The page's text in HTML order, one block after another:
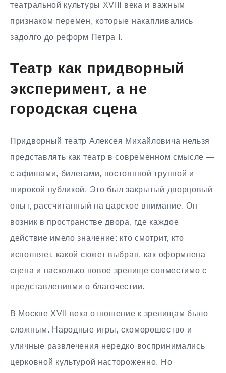
театральной культуры XVIII века и важным
признаком перемен, которые накапливались
задолго до реформ Петра I.
Театр как придворный
эксперимент, а не
городская сцена
Придворный театр Алексея Михайловича нельзя
представлять как театр в современном смысле —
с афишами, билетами, постоянной труппой и
широкой публикой. Это был закрытый дворцовый
опыт, рассчитанный на царское внимание. Он
возник в пространстве двора, где каждое
действие имело значение: кто смотрит, кто
исполняет, какой сюжет выбран, как оформлена
сцена и насколько новое зрелище совместимо с
представлениями о благочестии.
В Москве XVII века отношение к зрелищам было
сложным. Народные игры, скоморошество и
уличные развлечения нередко воспринимались
церковной культурой настороженно. Но